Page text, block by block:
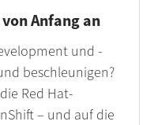
Anfang an
und -
beschleunigen?
Red Hat-
– und auf die